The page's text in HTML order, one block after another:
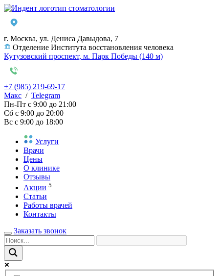
г. Москва, ул. Дениса Давыдова, 7
Отделение Института восстановления человека
Кутузовский проспект, м. Парк Победы (140 м)
+7 (985) 219-69-17
Макс / Telegram
Пн-Пт с 9:00 до 21:00
Сб с 9:00 до 20:00
Вс с 9:00 до 18:00
Услуги
Врачи
Цены
О клинике
Отзывы
Акции 5
Статьи
Работы врачей
Контакты
Заказать звонок